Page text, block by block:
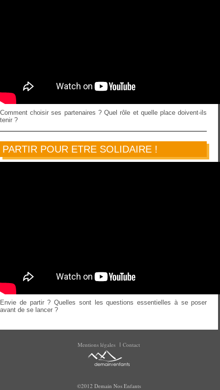
Comment choisir ses partenaires ? Quel rôle et quelle place doivent-ils
tenir ?
PARTIR POUR ETRE SOLIDAIRE !
Envie de partir ? Quelles sont les questions essentielles à se poser
avant de se lancer ?
Mentions légales Contact
©2012 Demain Nos Enfants